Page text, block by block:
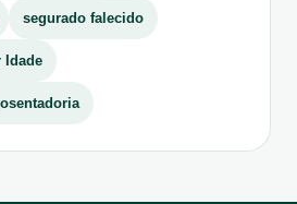
segurado falecido
Idade